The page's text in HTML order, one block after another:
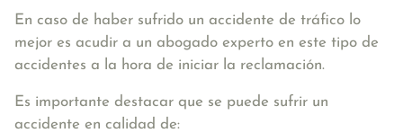
En caso de haber sufrido un accidente de tráfico lo
mejor es acudir a un abogado experto en este tipo de
accidentes a la hora de iniciar la reclamación.
Es importante destacar que se puede sufrir un
accidente en calidad de: